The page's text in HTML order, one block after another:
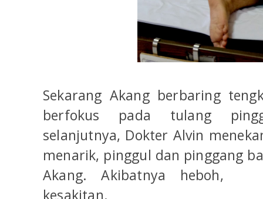
Sekarang Akang berbaring
berfokus pada tulang
selanjutnya, Dokter Alvin
menarik, pinggul dan pinggang
Akang. Akibatnya heboh,
kesakitan.